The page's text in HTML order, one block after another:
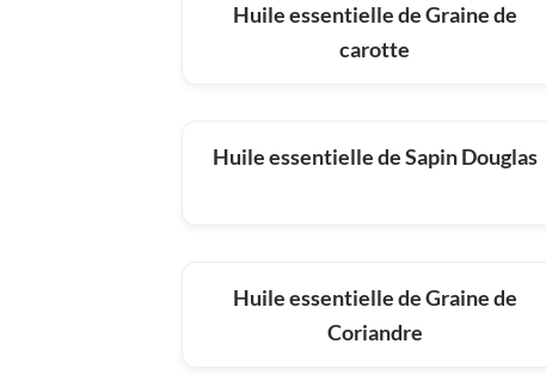
Huile essentielle de Graine de
carotte
Huile essentielle de Sapin Douglas
Huile essentielle de Graine de
Coriandre